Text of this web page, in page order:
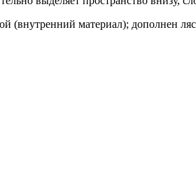
(внутренний материал); дополнен